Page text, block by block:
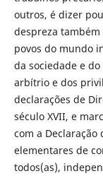
outros, é dizer
despreza
povos do mundo
da sociedade e
arbítrio e dos
declarações de
século XVII, e
com a Declaração
elementares de
todos(as),